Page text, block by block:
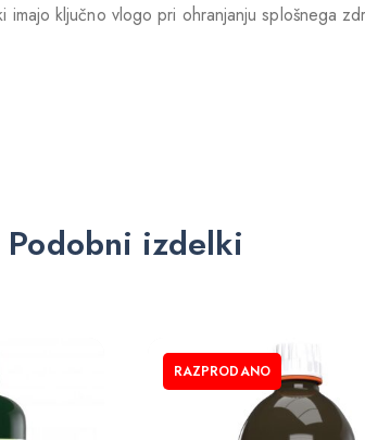
ključno vlogo pri ohranjanju splošnega
Podobni izdelki
RAZPRODANO